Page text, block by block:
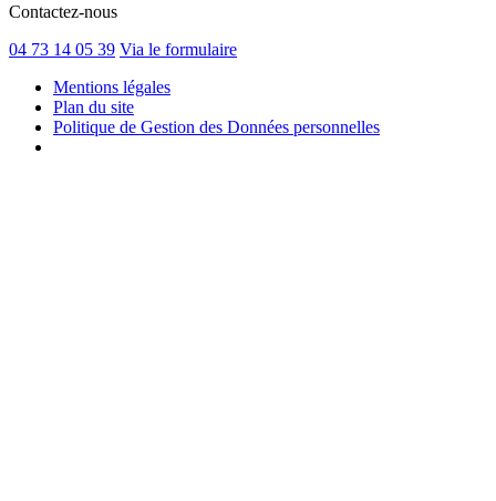
Contactez-nous
04 73 14 05 39 Via le formulaire
Mentions légales
Plan du site
Politique de Gestion des Données personnelles